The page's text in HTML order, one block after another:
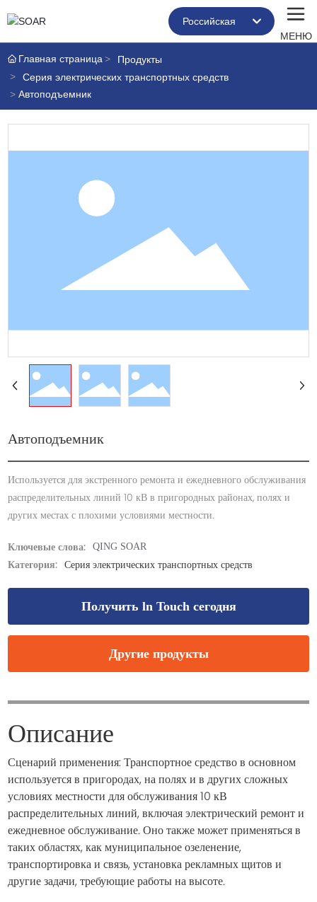
МЕНЮ
Российская
Российская
Portugal
Главная страница
Продукты
Серия электрических транспортных средств
Автоподъемник
Автоподъемник
Используется для экстренного ремонта и ежедневного обслуживания
распределительных линий 10 кВ в пригородных районах, полях и
Ключевые слова: QING SOAR
Категория: Серия электрических транспортных средств
Получить ln Touch сегодня
Другие продукты
Описание
Сценарий применения: Транспортное средство в основном
используется в пригородах, на полях и в других сложных
условиях местности для обслуживания 10 кВ
распределительных линий, включая электрический ремонт и
ежедневное обслуживание. Оно также может применяться в
таких областях, как муниципальное озеленение,
транспортировка и связь, установка рекламных щитов и
другие задачи, требующие работы на высоте.